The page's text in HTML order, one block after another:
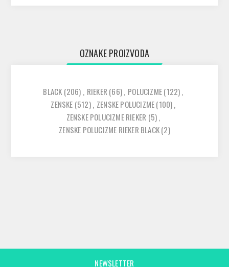
OZNAKE PROIZVODA
BLACK (206) , RIEKER (66), POLUCIZME(122),
ZENSKE (512), ZENSKE POLUCIZME(100),
ZENSKE POLUCIZME RIEKER (5),
ZENSKE POLUCIZME RIEKER BLACK(2)
NEWSLETTER